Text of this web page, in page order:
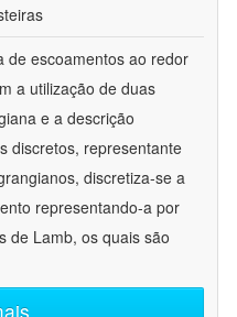
de escoamentos ao redor
a utilização de duas
e a descrição
discretos, representante
discretiza-se a
representando-a por
de Lamb, os quais são